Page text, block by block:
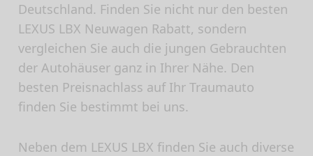
Deutschland. Finden Sie nicht nur den besten
LEXUS LBX Neuwagen Rabatt, sondern
vergleichen Sie auch die jungen Gebrauchten
der Autohäuser ganz in Ihrer Nähe. Den
besten Preisnachlass auf Ihr Traumauto
finden Sie bestimmt bei uns.
Neben dem LEXUS LBX finden Sie auch diverse